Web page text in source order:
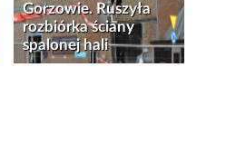
Gorzowie. Ruszyła
rozbiórka ściany
spalonej hali